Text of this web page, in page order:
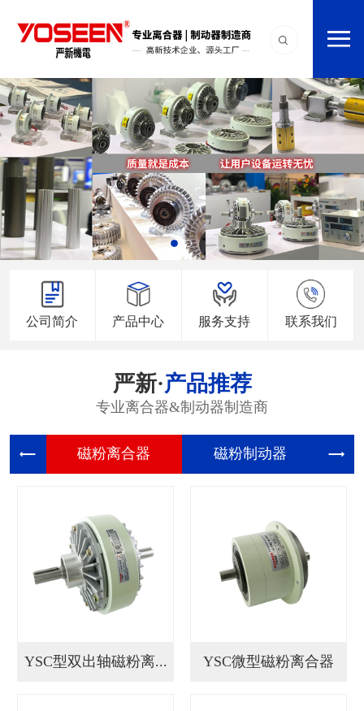
公司简介 产品中心 服务支持 联系我们
严新·产品推荐
专业离合器&制动器制造商
磁粉离合 磁粉制动
YSC型双出轴磁粉离... YSC微型磁粉离合器